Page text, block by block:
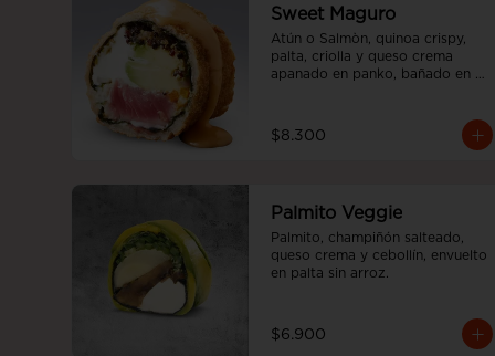
Sweet Maguro
Atún o Salmòn, quinoa crispy,
palta, criolla y queso crema
apanado en panko, bañado en
$8.300
Palmito Veggie
Palmito, champiñón salteado,
queso crema y cebollín, envuelto
en palta sin arroz.
$6.900